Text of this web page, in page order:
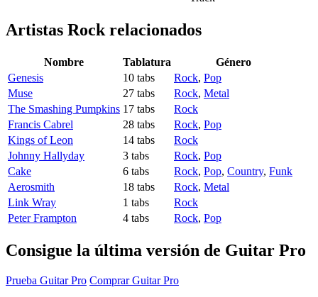
Artistas Rockrelacionados
Nombre Tablatura
Género
Genesis
10 tabs Rock, Pop
Muse
27 tabs Rock, Metal
The Smashing Pumpkins 17 tabs
Rock
Francis Cabrel
28 tabs Rock, Pop
Kings of Leon
14 tabs
Rock
Johnny Hallyday
3 tabs Rock, Pop
Cake
6 tabs Rock, Pop, Country, Funk
Aerosmith
18 tabs Rock, Metal
Link Wray
1 tabs
Rock
Peter Frampton
4 tabs Rock, Pop
Consigue la última versión de Guitar Pro
Prueba Guitar Pro Comprar Guitar Pro